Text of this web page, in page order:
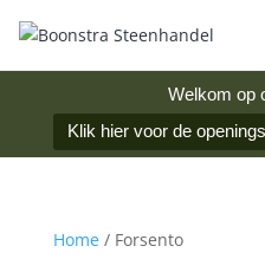
Welkom op
Klik hier voor de
Home/ Forsento